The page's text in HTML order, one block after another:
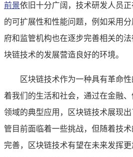
前景依旧十分广阔，技术研发人员
的可扩展性和性能问题，例如采用
府和监管机构也在逐步完善相关的
块链技术的发展营造良好的环境。
区块链技术作为一种具有革命
着我们的生活和社会，通过在金融
领域的典型应用，区块链技术展现
管目前面临着一些挑战，但随着技
完善，区块链技术有望在未来发挥更